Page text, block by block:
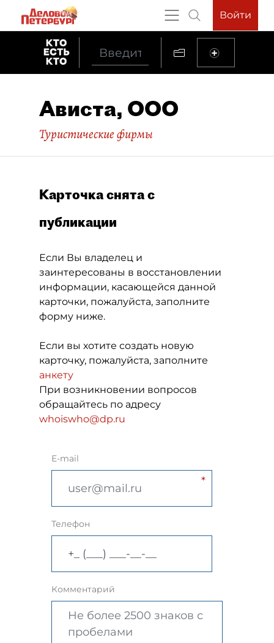
Войти
Ависта, ООО
Туристические фирмы
Карточка снята с
публикации
Если Вы владелец и
заинтересованы в восстановлении
информации, касающейся данной
карточки, пожалуйста, заполните
форму ниже.
Если вы хотите создать новую
карточку, пожалуйста, заполните
анкету
При возникновении вопросов
обращайтесь по адресу
whoiswho@dp.ru
E-mail
Телефон
Комментарий